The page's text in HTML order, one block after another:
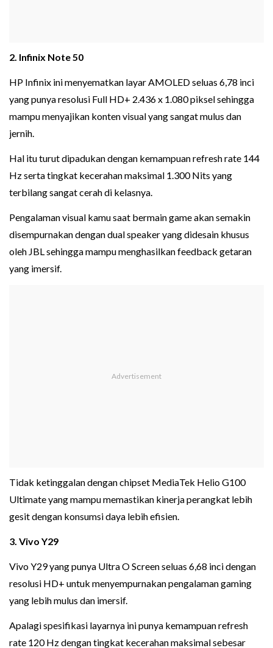
2. Infinix Note 50
HP Infinix ini menyematkan layar AMOLED seluas 6,78 inci
yang punya resolusi Full HD+ 2.436 x 1.080 piksel sehingga
mampu menyajikan konten visual yang sangat mulus dan
jernih.
Hal itu turut dipadukan dengan kemampuan refresh rate 144
Hz serta tingkat kecerahan maksimal 1.300 Nits yang
terbilang sangat cerah di kelasnya.
Pengalaman visual kamu saat bermain game akan semakin
disempurnakan dengan dual speaker yang didesain khusus
oleh JBL sehingga mampu menghasilkan feedback getaran
yang imersif.
Tidak ketinggalan dengan chipset MediaTek Helio G100
Ultimate yang mampu memastikan kinerja perangkat lebih
gesit dengan konsumsi daya lebih efisien.
3. Vivo Y29
Vivo Y29 yang punya Ultra O Screen seluas 6,68 inci dengan
resolusi HD+ untuk menyempurnakan pengalaman gaming
yang lebih mulus dan imersif.
Apalagi spesifikasi layarnya ini punya kemampuan refresh
rate 120 Hz dengan tingkat kecerahan maksimal sebesar